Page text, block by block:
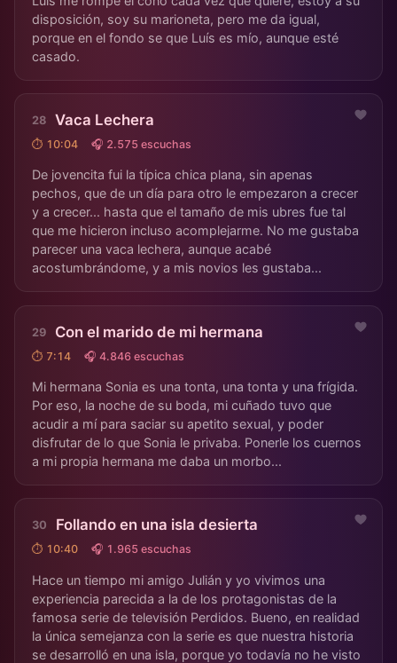
disposición, soy su marioneta, pero me da igual,
porque en el fondo se que Luís es mío, aunque esté
casado.
Vaca Lechera
⏱ 10:04 🎧 2.575 escuchas
De jovencita fui la típica chica plana, sin apenas
pechos, que de un día para otro le empezaron a crecer
y a crecer... hasta que el tamaño de mis ubres fue tal
que me hicieron incluso acomplejarme. No me gustaba
parecer una vaca lechera, aunque acabé
acostumbrándome, y a mis novios les gustaba...
Con el marido de mi hermana
⏱ 7:14 🎧 4.846 escuchas
Mi hermana Sonia es una tonta, una tonta y una frígida.
Por eso, la noche de su boda, mi cuñado tuvo que
acudir a mí para saciar su apetito sexual, y poder
disfrutar de lo que Sonia le privaba. Ponerle los cuernos
a mi propia hermana me daba un morbo...
Follando en una isla desierta
⏱ 10:40 🎧 1.965 escuchas
Hace un tiempo mi amigo Julián y yo vivimos una
experiencia parecida a la de los protagonistas de la
famosa serie de televisión Perdidos. Bueno, en realidad
la única semejanza con la serie es que nuestra historia
se desarrolló en una isla, porque yo todavía no he visto